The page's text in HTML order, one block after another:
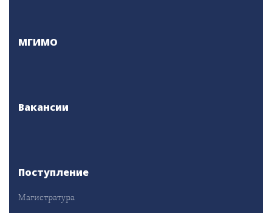
МГИМО
Вакансии
Поступление
Магистратура